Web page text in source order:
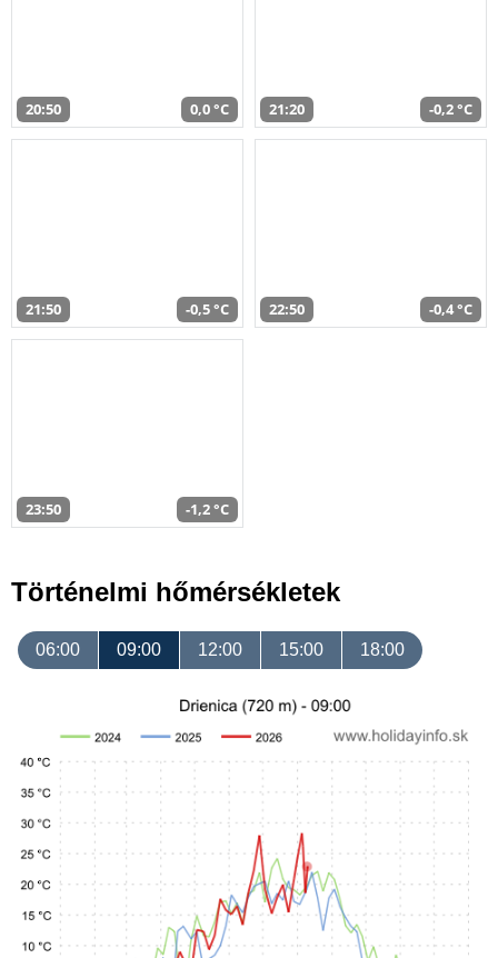
20:50 0,0 °C 21:20 -0,2 °C
21:50 -0,5 °C 22:50 -0,4 °C
23:50 -1,2 °C
Történelmi hőmérsékletek
06:00 09:00 12:00 15:00 18:00